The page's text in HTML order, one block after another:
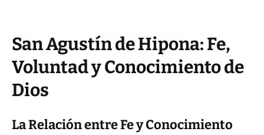
San Agustín de Hipona: Fe,
Voluntad y Conocimiento de
Dios
La Relación entre Fe y Conocimiento